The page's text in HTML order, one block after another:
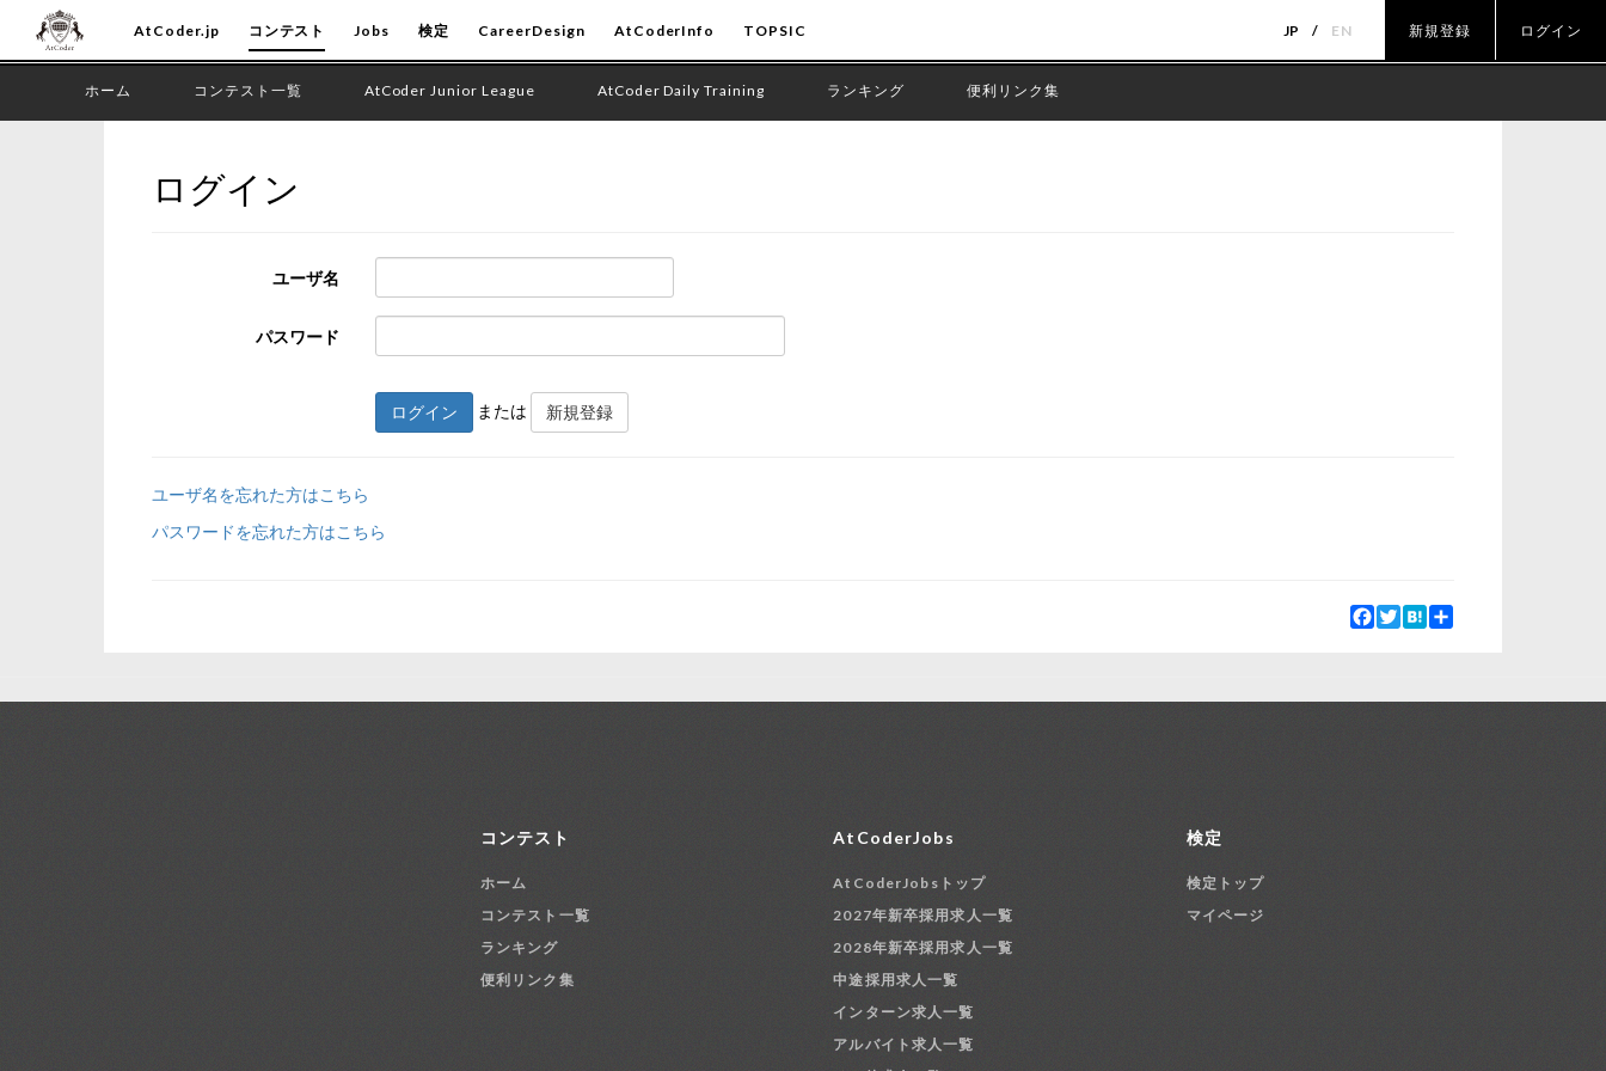
AtCoder.jp コンテスト Jobs 検定 CareerDesign AtCoderInfo TOPSIC JP EN 新規登録 ログイン
ホーム コンテスト一覧 AtCoder Junior League AtCoder Daily Training ランキング 便利リンク集
ログイン
ユーザ名
パスワード
ログイン または 新規登録
ユーザ名を忘れた方はこちら
パスワードを忘れた方はこちら
Facebook
Twitter
Hatena
コンテスト
ホーム
コンテスト一覧
ランキング
便利リンク集
AtCoderJobs
AtCoderJobsトップ
2027年新卒採用求人一覧
2028年新卒採用求人一覧
中途採用求人一覧
インターン求人一覧
アルバイト求人一覧
検定
検定トップ
マイページ